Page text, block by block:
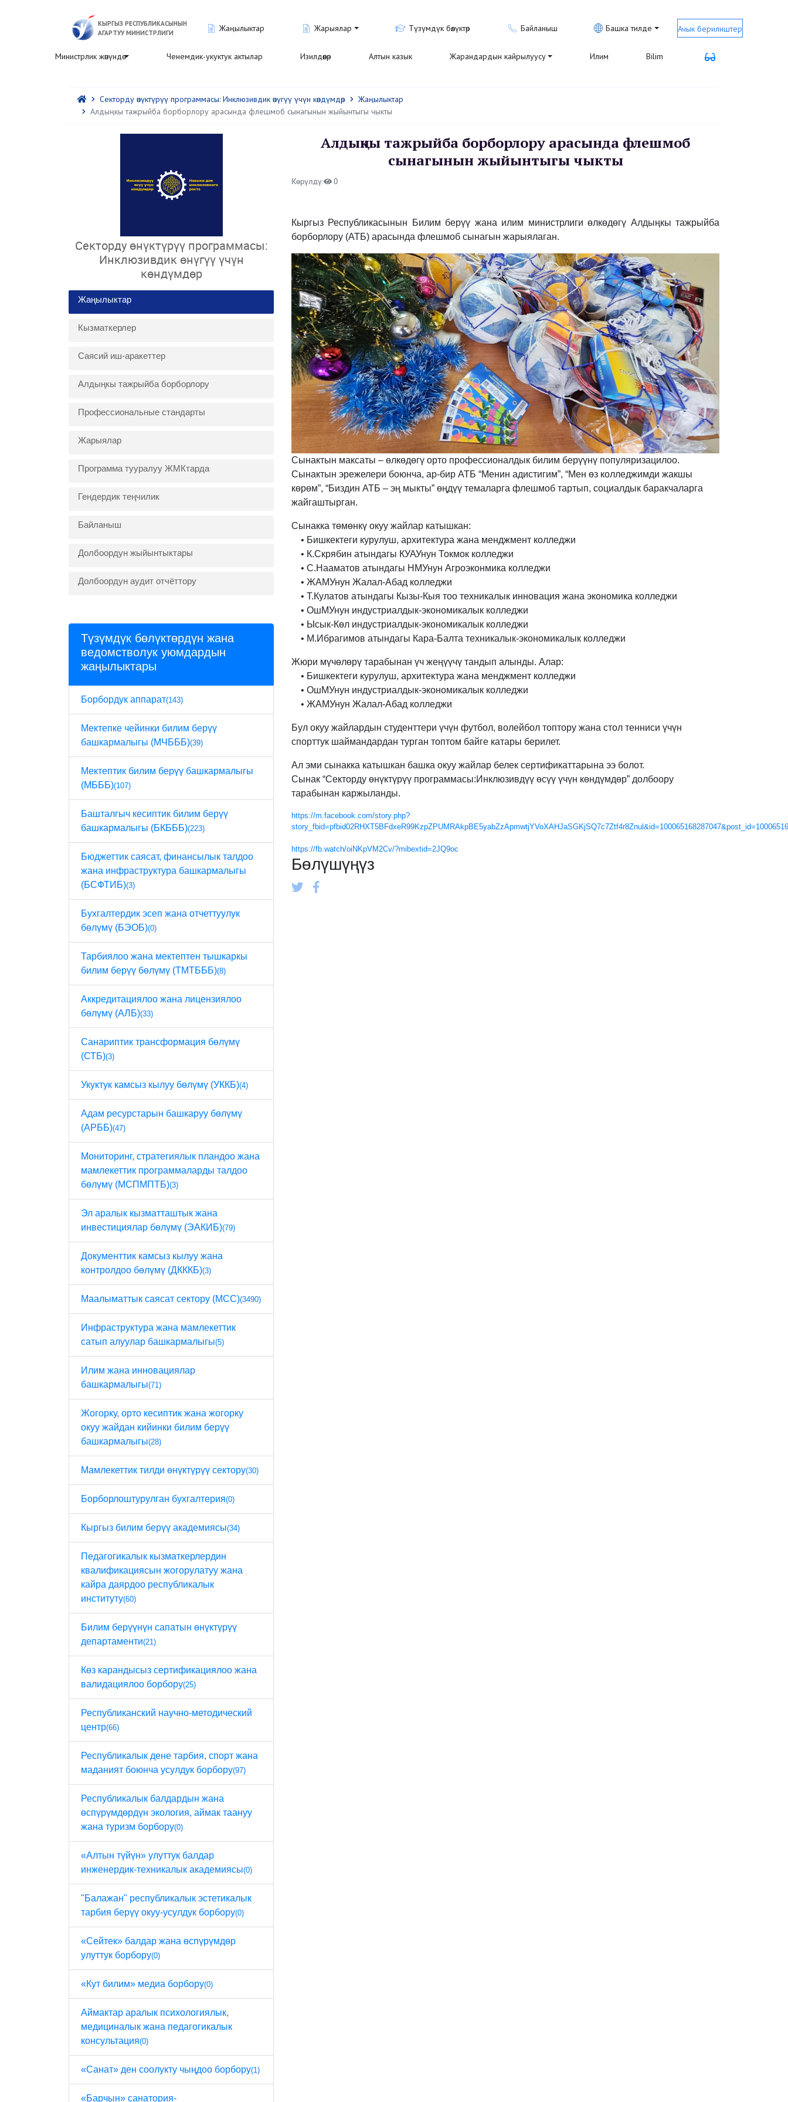
КЫРГЫЗ РЕСПУБЛИКАСЫНЫН
АГАРТУУ МИНИСТРЛИГИ
Жаңылыктар Жарыялар Түзүмдүк бөлүктөр Байланыш Башка тилде Ачык берилиштер
Министрлик жөнүндө Ченемдик-укуктук актылар Изилдөөлөр Алтын казык Жарандардын кайрылуусу Илим Bilim
Секторду өнүктүрүү программасы: Инклюзивдик өнүгүү үчүн көндүмдөр
Жаңылыктар
Алдыңкы тажрыйба борборлору арасында флешмоб сынагынын жыйынтыгы чыкты
Секторду өнүктүрүү программасы:
Инклюзивдик өнүгүү үчүн
көндүмдөр
Жаңылыктар
Кызматкерлер
Саясий иш-аракеттер
Алдыңкы тажрыйба борборлору
Профессиональные стандарты
Жарыялар
Программа тууралуу ЖМКтарда
Гендердик теңчилик
Байланыш
Долбоордун жыйынтыктары
Долбоордун аудит отчёттору
Түзүмдүк бөлүктөрдүн жана
ведомстволук уюмдардын
жаңылыктары
Борбордук аппарат(143)
Мектепке чейинки билим берүү
башкармалыгы (МЧБББ)(39)
Мектептик билим берүү башкармалыгы
(МБББ)(107)
Башталгыч кесиптик билим берүү
башкармалыгы (БКБББ)(223)
Бюджеттик саясат, финансылык талдоо
жана инфраструктура башкармалыгы
(БСФТИБ)(3)
Бухгалтердик эсеп жана отчеттуулук
бөлүмү (БЭОБ)(0)
Тарбиялоо жана мектептен тышкаркы
билим берүү бөлүмү (ТМТБББ)(8)
Аккредитациялоо жана лицензиялоо
бөлүмү (АЛБ)(33)
Санариптик трансформация бөлүмү
(СТБ)(3)
Укуктук камсыз кылуу бөлүмү (УККБ)(4)
Адам ресурстарын башкаруу бөлүмү
(АРББ)(47)
Мониторинг, стратегиялык пландоо жана
мамлекеттик программаларды талдоо
бөлүмү (МСПМПТБ)(3)
Эл аралык кызматташтык жана
инвестициялар бөлүмү (ЭАКИБ)(79)
Документтик камсыз кылуу жана
контролдоо бөлүмү (ДКККБ)(3)
Маалыматтык саясат сектору (МСС)(3490)
Инфраструктура жана мамлекеттик
сатып алуулар башкармалыгы(5)
Илим жана инновациялар
башкармалыгы(71)
Жогорку, орто кесиптик жана жогорку
окуу жайдан кийинки билим берүү
башкармалыгы(28)
Мамлекеттик тилди өнүктүрүү сектору(30)
Борборлоштурулган бухгалтерия(0)
Кыргыз билим берүү академиясы(34)
Педагогикалык кызматкерлердин
квалификациясын жогорулатуу жана
кайра даярдоо республикалык
институту(60)
Билим берүүнүн сапатын өнүктүрүү
департаменти(21)
Көз карандысыз сертификациялоо жана
валидациялоо борбору(25)
Республиканский научно-методический
центр(66)
Республикалык дене тарбия, спорт жана
маданият боюнча усулдук борбору(97)
Республикалык балдардын жана
өспүрүмдөрдүн экология, аймак таануу
жана туризм борбору(0)
«Алтын түйүн» улуттук балдар
инженердик-техникалык академиясы(0)
"Балажан" республикалык эстетикалык
тарбия берүү окуу-усулдук борбору(0)
«Сейтек» балдар жана өспүрүмдөр
улуттук борбору(0)
«Кут билим» медиа борбору(0)
Аймактар ​​аралык психологиялык,
медициналык жана педагогикалык
консультация(0)
«Санат» ден соолукту чыңдоо борбору(1)
«Барчын» санатория-
Алдыңкы тажрыйба борборлору арасында флешмоб
сынагынын жыйынтыгы чыкты
Көрүлдү: 0
Кыргыз Республикасынын Билим берүү жана илим министрлиги өлкөдөгү Алдыңкы тажрыйба
борборлору (АТБ) арасында флешмоб сынагын жарыялаган.
Сынактын максаты – өлкөдөгү орто профессионалдык билим берүүнү популяризацилоо.
Сынактын эрежелери боюнча, ар-бир АТБ “Менин адистигим”, “Мен өз колледжимди жакшы
көрөм”, “Биздин АТБ – эң мыкты” өңдүү темаларга флешмоб тартып, социалдык баракчаларга
жайгаштырган.
Сынакка төмөнкү окуу жайлар катышкан:
• Бишкектеги курулуш, архитектура жана менджмент колледжи
• К.Скрябин атындагы КУАУнун Токмок колледжи
• С.Нааматов атындагы НМУнун Агроэконмика колледжи
• ЖАМУнун Жалал-Абад колледжи
• Т.Кулатов атындагы Кызы-Кыя тоо техникалык инновация жана экономика колледжи
• ОшМУнун индустриалдык-экономикалык колледжи
• Ысык-Көл индустриалдык-экономикалык колледжи
• М.Ибрагимов атындагы Кара-Балта техникалык-экономикалык колледжи
Жюри мүчөлөрү тарабынан үч жеңүүчү тандып алынды. Алар:
• Бишкектеги курулуш, архитектура жана менджмент колледжи
• ОшМУнун индустриалдык-экономикалык колледжи
• ЖАМУнун Жалал-Абад колледжи
Бул окуу жайлардын студенттери үчүн футбол, волейбол топтору жана стол тенниси үчүн
спорттук шаймандардан турган топтом байге катары берилет.
Ал эми сынакка катышкан башка окуу жайлар белек сертификаттарына ээ болот.
Сынак “Секторду өнүктүрүү программасы:Инклюзивдүү өсүү үчүн көндүмдөр” долбоору
тарабынан каржыланды.
https://m.facebook.com/story.php?
https://fb.watch/oiNKpVM2Cv/?mibextid=2JQ9oc
Бөлүшүңүз